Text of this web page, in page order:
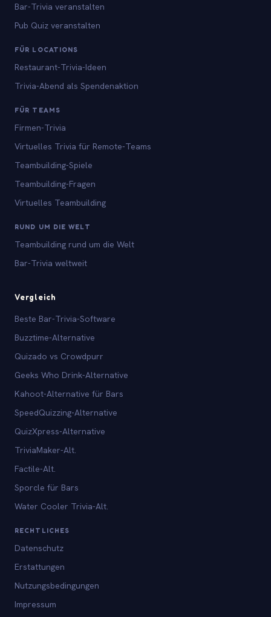
Bar-Trivia veranstalten
Pub Quiz veranstalten
FÜR LOCATIONS
Restaurant-Trivia-Ideen
Trivia-Abend als Spendenaktion
FÜR TEAMS
Firmen-Trivia
Virtuelles Trivia für Remote-Teams
Teambuilding-Spiele
Teambuilding-Fragen
Virtuelles Teambuilding
RUND UM DIE WELT
Teambuilding rund um die Welt
Bar-Trivia weltweit
Vergleich
Beste Bar-Trivia-Software
Buzztime-Alternative
Quizado vs Crowdpurr
Geeks Who Drink-Alternative
Kahoot-Alternative für Bars
SpeedQuizzing-Alternative
QuizXpress-Alternative
TriviaMaker-Alt.
Factile-Alt.
Sporcle für Bars
Water Cooler Trivia-Alt.
RECHTLICHES
Datenschutz
Erstattungen
Nutzungsbedingungen
Impressum